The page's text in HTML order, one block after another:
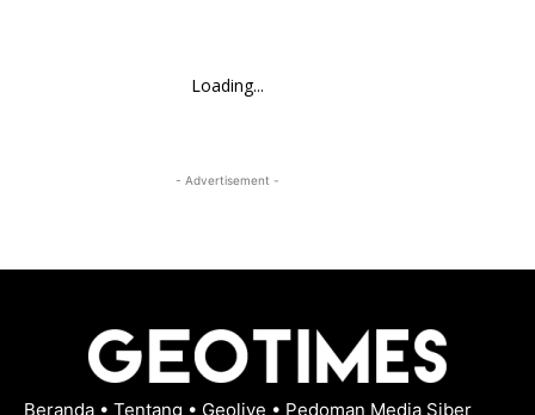
Loading...
- Advertisement -
Beranda • Tentang • Geolive • Pedoman Media Siber